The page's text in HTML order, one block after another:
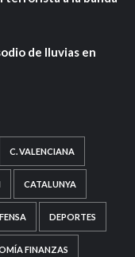
de lluvias en
C. VALENCIANA
CATALUNYA
DEPORTES
FINANZAS